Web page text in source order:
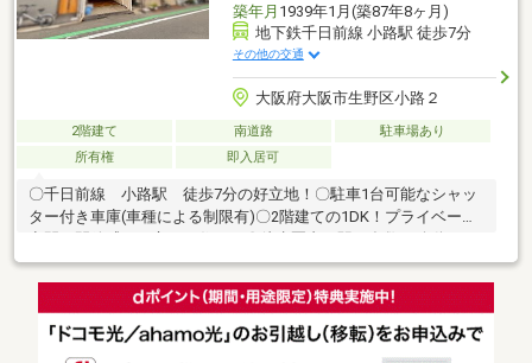
築年月 1939年1月(築87年8ヶ月)
地下鉄千日前線 小路駅 徒歩7分
その他の交通
大阪府大阪市生野区小路２
2階建て 南道路
駐車場あり
所有権
即入居可
〇千日前線 小路駅 徒歩7分の好立地！〇駐車1台可能なシャッ
ター付き車庫(車種による制限有)〇2階建ての1DK！プライベート
ムーズで日々の生活が快適に〇中古ならではの魅力！自分好みに
リノベーションして新生活を。